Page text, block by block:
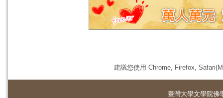
建議您使用 Chrome, Firefox,
臺灣大學文學院佛